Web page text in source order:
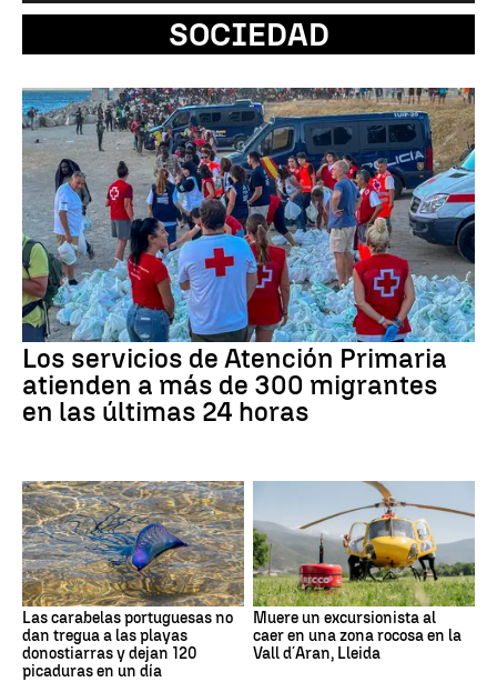
SOCIEDAD
Los servicios de Atención Primaria
atienden a más de 300 migrantes
en las últimas 24 horas
Las carabelas portuguesas no
dan tregua a las playas
donostiarras y dejan 120
picaduras en un día
Muere un excursionista al
caer en una zona rocosa en la
Vall d´Aran, Lleida